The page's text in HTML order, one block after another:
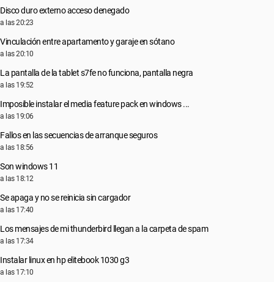
Disco duro externo acceso denegado
a las 20:23
Vinculación entre apartamento y garaje en sótano
a las 20:10
La pantalla de la tablet s7fe no funciona, pantalla negra
a las 19:52
Imposible instalar el media feature pack en windows ...
a las 19:06
Fallos en las secuencias de arranque seguros
a las 18:56
Son windows 11
a las 18:12
Se apaga y no se reinicia sin cargador
a las 17:40
Los mensajes de mi thunderbird llegan a la carpeta de spam
a las 17:34
Instalar linux en hp elitebook 1030 g3
a las 17:10